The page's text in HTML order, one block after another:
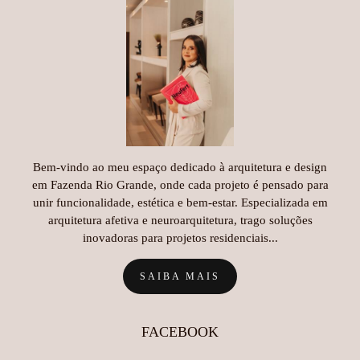
Bem-vindo ao meu espaço dedicado à arquitetura e design
em Fazenda Rio Grande, onde cada projeto é pensado para
unir funcionalidade, estética e bem-estar. Especializada em
arquitetura afetiva e neuroarquitetura, trago soluções
inovadoras para projetos residenciais...
SAIBA MAIS
FACEBOOK